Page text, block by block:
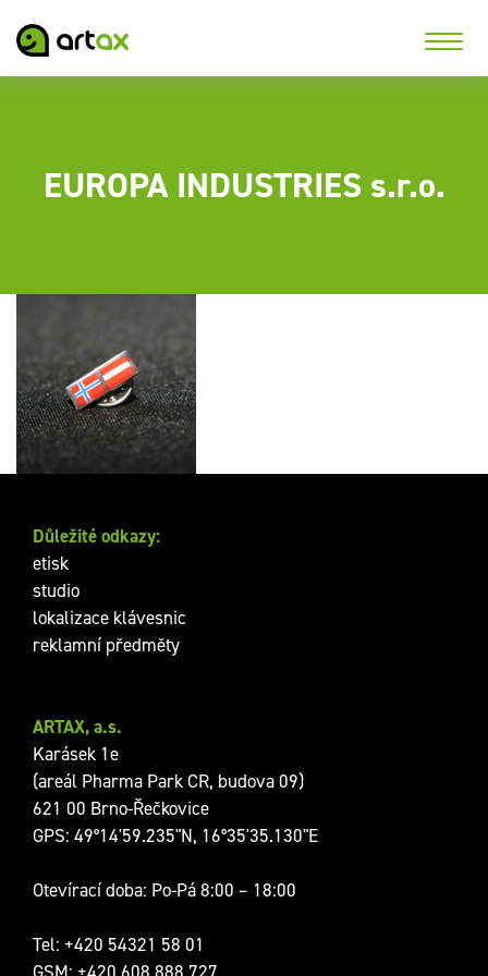
EUROPA INDUSTRIES s.r.o.
Odznáčky pro norsko-
rakouskou hudební
společnost
ARTAX, a.s.
Karásek 1e
(areál Pharma Park CR, budova 09)
621 00 Brno-Řečkovice
GPS: 49°14'59.235"N, 16°35'35.130"E
Otevírací doba: Po-Pá 8:00 – 18:00
Tel: +420 54321 58 01
GSM: +420 608 888 727
Důležité odkazy:
etisk
studio
lokalizace klávesnic
reklamní předměty